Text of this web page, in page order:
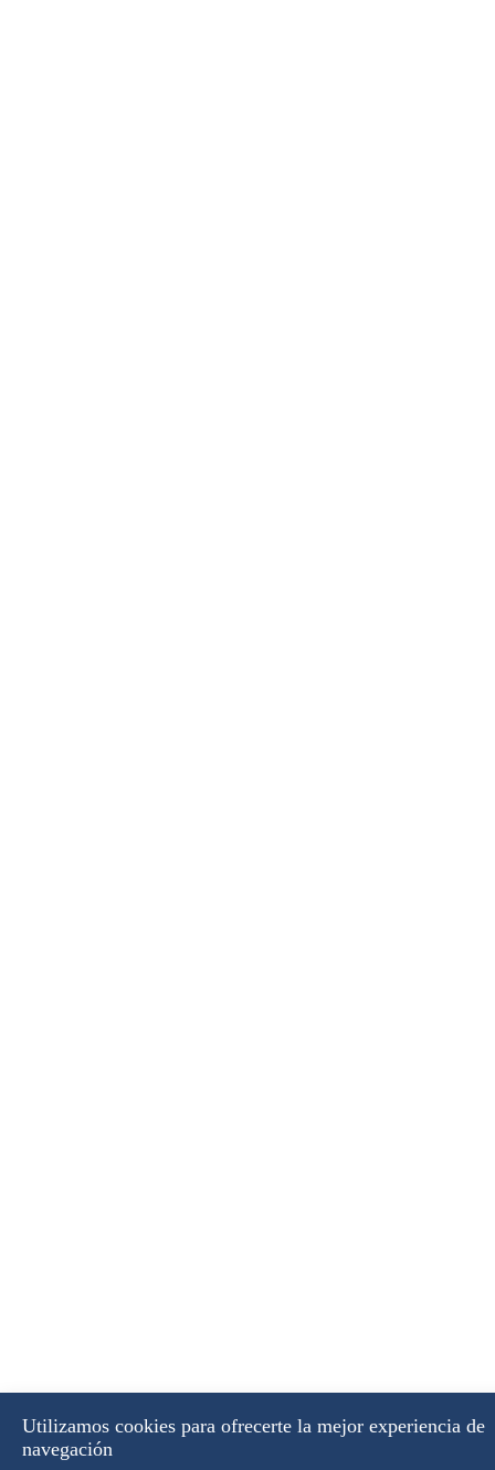
Utilizamos cookies para ofrecerte la mejor experiencia de
navegación